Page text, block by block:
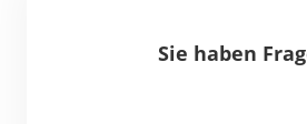
Sie haben